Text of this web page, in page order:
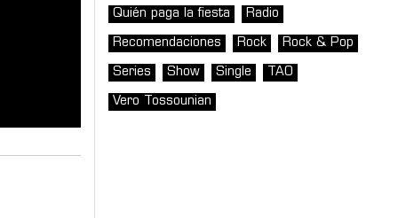
Quién paga la fiesta Radio
Recomendaciones Rock Rock & Pop
Series Show Single TAO
Vero Tossounian